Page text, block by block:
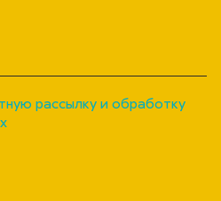
рассылку и обработку